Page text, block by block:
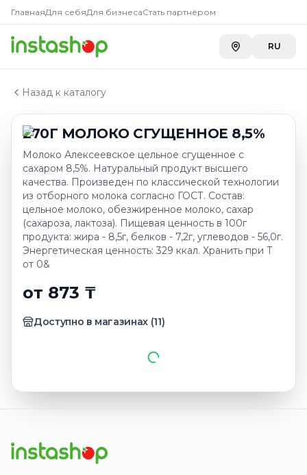
ГлавнаяДля себяДля бизнесаСтать партнёром
RU
Назад к каталогу
270Г МОЛОКО СГУЩЕННОЕ 8,5%
Молоко Алексеевское цельное сгущенное с
сахаром 8,5%. Натуральный продукт высшего
качества. Произведен по классической технологии
из отборного молока согласно ГОСТ. Состав:
цельное молоко, обезжиренное молоко, сахар
(сахароза, лактоза). Пищевая ценность в 100г
продукта: жира - 8,5г, белков - 7,2г, углеводов - 56,0г.
Энергетическая ценность: 329 ккал. Хранить при Т
от 0&
от 873 ₸
Доступно в магазинах (11)
Главная
Каталог
Сгущенное молоко
270Г МОЛОКО СГУЩЕННОЕ 8,5%
Купить270Г МОЛОКО
METRO г. Шымкент
Toimart—1 159 ₸